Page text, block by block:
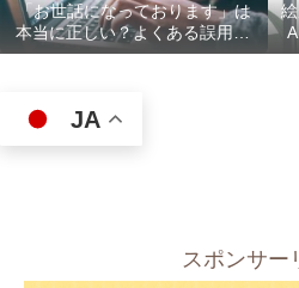
「お世話になっております」は
本当に正しい？よくある誤用10
選
JA
スポンサー